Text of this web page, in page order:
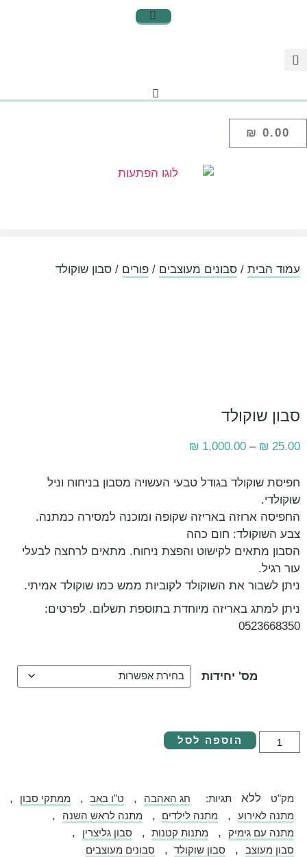
₪ 0.00
עמוד הבית / סבונים מעוצבים / פורים / סבון שוקולד
סבון שוקולד
₪ 25.00
–
₪ 1,000.00
חפיסת שוקולד בגודל טבעי העשויה מסבון בניחוח וניל
שוקולדי.
החפיסה ארוזה באריזה שקופה ומוכנה למסירה כמתנה.
צבע השוקולד: חום כהה
הסבון מתאים לקישוט והפצת ניחוח. מתאים לרחצה לבעלי
עור רגיל.
ניתן לשבור את השוקולד לקוביות ממש כמו שוקולד אמיתי.
ניתן למתג באריזה מיוחדת בתוספת תשלום. לפרטים:
0523668350
מס' יחידות
הוספה לסל
מק"ט ללא תגיות: חג האהבה , ט"ו באב , ממתקי סבון ,
מתנה לאירוע , מתנה לילדים , מתנה לראש השנה ,
מתנה עם גימיק , מתנות קטנות , סבון גליצרין ,
סבון מעוצב , סבון שוקולד , סבונים מעוצבים